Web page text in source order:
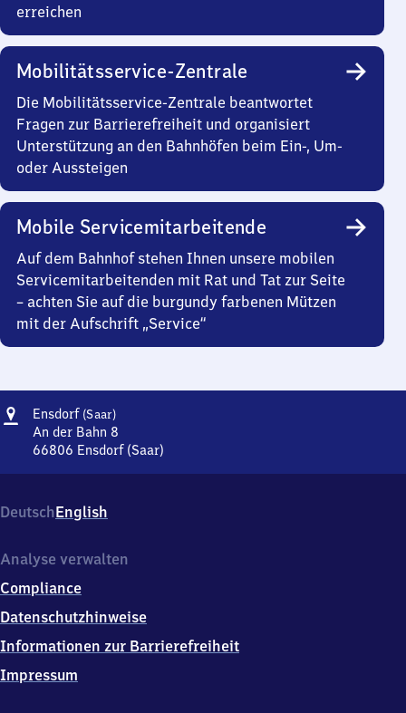
erreichen
Mobilitätsservice-Zentrale
Die Mobilitätsservice-Zentrale beantwortet
Fragen zur Barrierefreiheit und organisiert
Unterstützung an den Bahnhöfen beim Ein-, Um-
oder Aussteigen
Mobile Servicemitarbeitende
Auf dem Bahnhof stehen Ihnen unsere mobilen
Servicemitarbeitenden mit Rat und Tat zur Seite
– achten Sie auf die burgundy farbenen Mützen
mit der Aufschrift „Service“
Adresse
Ensdorf (Saar)Ensdorf
(Saar)
An der Bahn 8
66806 Ensdorf (Saar)
An
der
8,
6
8
6
Ensdorf
(Saar)
DeutschEnglish
Analyse verwalten
Compliance
Datenschutzhinweise
Informationen zur Barrierefreiheit
Impressum